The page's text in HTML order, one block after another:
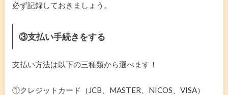
必ず記録しておきましょう。
③支払い手続きをする
支払い方法は以下の三種類から選べます！
①クレジットカード（JCB、MASTER、NICOS、VISA）